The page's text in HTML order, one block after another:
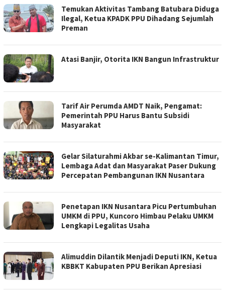
Temukan Aktivitas Tambang Batubara Diduga
Ilegal, Ketua KPADK PPU Dihadang Sejumlah
Preman
Atasi Banjir, Otorita IKN Bangun Infrastruktur
Tarif Air Perumda AMDT Naik, Pengamat:
Pemerintah PPU Harus Bantu Subsidi
Masyarakat
Gelar Silaturahmi Akbar se-Kalimantan Timur,
Lembaga Adat dan Masyarakat Paser Dukung
Percepatan Pembangunan IKN Nusantara
Penetapan IKN Nusantara Picu Pertumbuhan
UMKM di PPU, Kuncoro Himbau Pelaku UMKM
Lengkapi Legalitas Usaha
Alimuddin Dilantik Menjadi Deputi IKN, Ketua
KBBKT Kabupaten PPU Berikan Apresiasi